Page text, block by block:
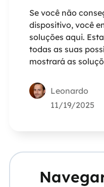
Se você não
dispositivo, você
soluções aqui.
todas as suas
mostrará as
Leonardo
11/19/2025